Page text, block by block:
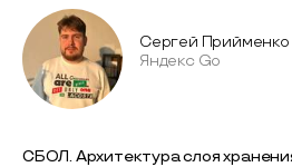
Сергей Прийменко
Яндекс Go
CБОЛ. Архитектура слоя